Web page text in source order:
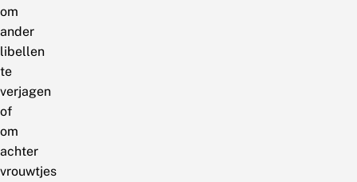
om
ander
libellen
te
verjagen
of
om
achter
vrouwtjes